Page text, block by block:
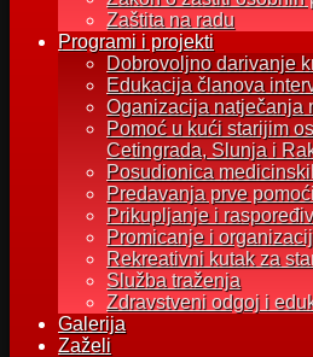
Zaštita na radu
Programi i projekti
Dobrovoljno darivanje
Edukacija članova
Oganizacija natječanja
Pomoć u kući starijim
Cetingrada, Slunja i
Posudionica
Predavanja prve
Prikupljanje i
Promicanje i
Rekreativni kutak za
Služba traženja
Zdravstveni odgoj i
Galerija
Zaželi